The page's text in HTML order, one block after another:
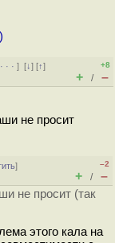
· · ·][↓] [↑]
+8
+ / –
не просит
]
–2
+ / –
не просит (так
этого кала на